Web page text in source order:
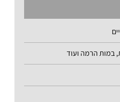
במות הרמה ועוד